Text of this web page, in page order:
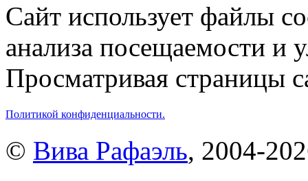
Сайт использует файлы
анализа посещаемости и
Просматривая страницы
Политикой конфиденциальности.
© Вива Рафаэль, 2004-